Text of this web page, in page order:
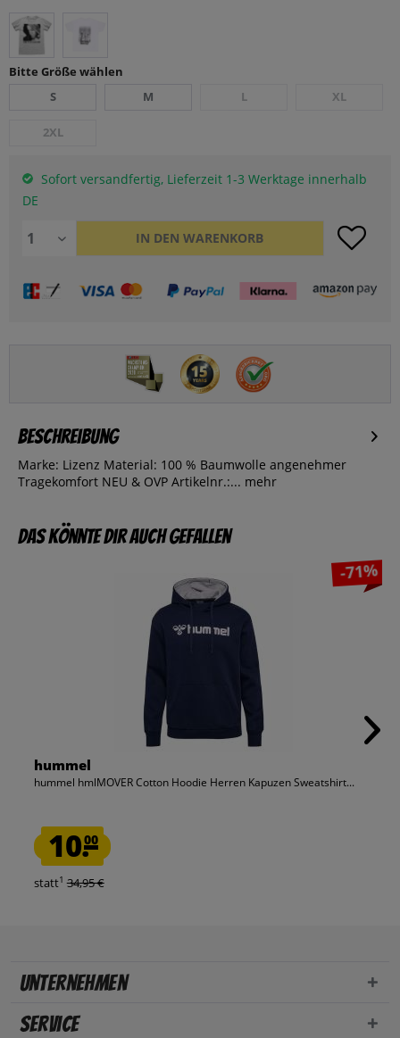
Bitte Größe wählen
S
M L XL
2XL
Sofort versandfertig, Lieferzeit 1-3 Werktage innerhalb
DE
IN DEN WARENKORB
Beschreibung
Marke: Lizenz Material: 100 % Baumwolle angenehmer
Tragekomfort NEU & OVP Artikelnr.:... mehr
Das könnte dir auch gefallen
-71%
hummel
hummel hmlMOVER Cotton Hoodie Herren Kapuzen Sweatshirt...
10.00
statt1 34,95 €
Unternehmen
Service